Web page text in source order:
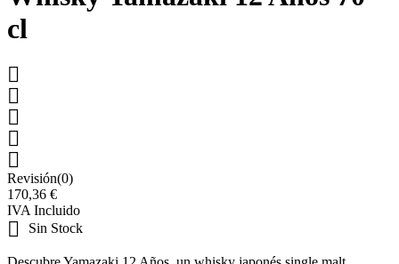
cl





Revisión(0)
170,36 €
IVA Incluido
 Sin Stock